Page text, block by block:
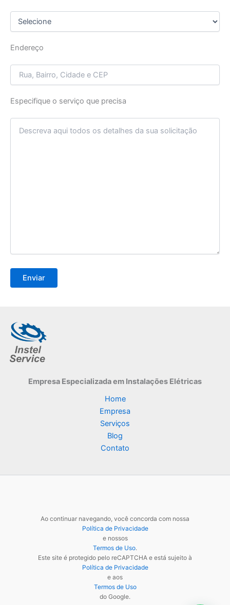
Endereço
Especifique o serviço que precisa
Empresa Especializadaem Instalações Elétricas
Home
Empresa
Serviços
Blog
Contato
Ao continuar navegando, você concorda com nossa
Política de Privacidade
e nossos
Termos de Uso.
Este site é protegido pelo reCAPTCHA e está sujeito à
Política de Privacidade
e aos
Termos de Uso
do Google.